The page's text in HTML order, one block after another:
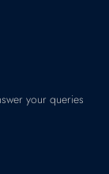
your queries